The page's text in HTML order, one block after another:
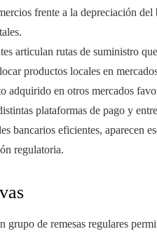
frente a la depreciación del
articulan rutas de suministro
productos locales en
adquirido en otros mercados
plataformas de pago y
bancarios eficientes, aparecen
regulatoria.
grupo de remesas regulares